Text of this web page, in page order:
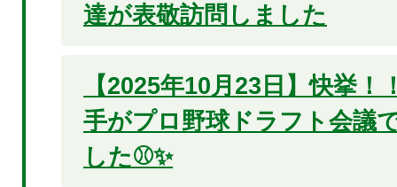
達が表敬訪問しました
【2025年10月23日】快挙！
手がプロ野球ドラフト会議
した⚾✨